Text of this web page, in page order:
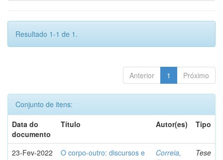
Resultado 1-1 de 1.
Anterior 1 Próximo
Conjunto de itens:
Data do
documento
Título Autor(es) Tipo
23-Fev-2022
O corpo-outro: discursos e
Correia,
Tese